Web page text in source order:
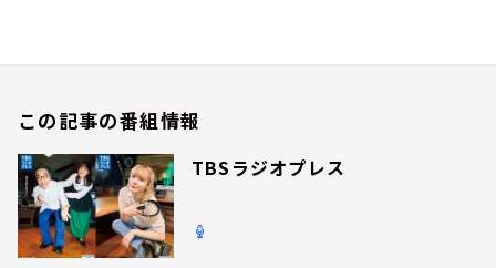
この記事の番組情報
TBSラジオプレス